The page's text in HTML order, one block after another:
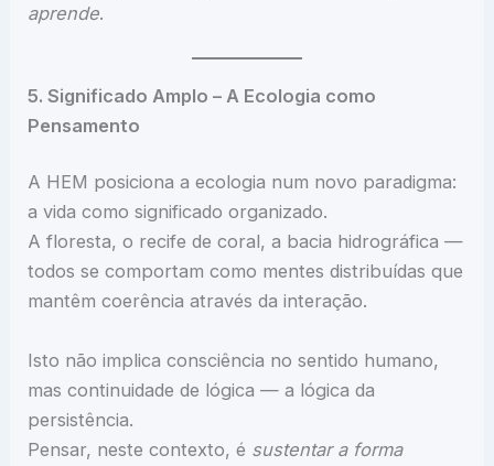
aprende.
5. Significado Amplo – A Ecologia como
Pensamento
A HEM posiciona a ecologia num novo paradigma:
a vida como significado organizado.
A floresta, o recife de coral, a bacia hidrográfica —
todos se comportam como mentes distribuídas que
mantêm coerência através da interação.
Isto não implica consciência no sentido humano,
mas continuidade de lógica — a lógica da
persistência.
Pensar, neste contexto, é sustentar a forma